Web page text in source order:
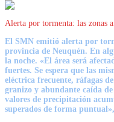
Alerta por tormenta: las zonas
El SMN emitió alerta por
provincia de Neuquén. En
la noche. «El área será
fuertes. Se espera que las
eléctrica frecuente, ráfagas
granizo y abundante caída
valores de precipitación
superados de forma